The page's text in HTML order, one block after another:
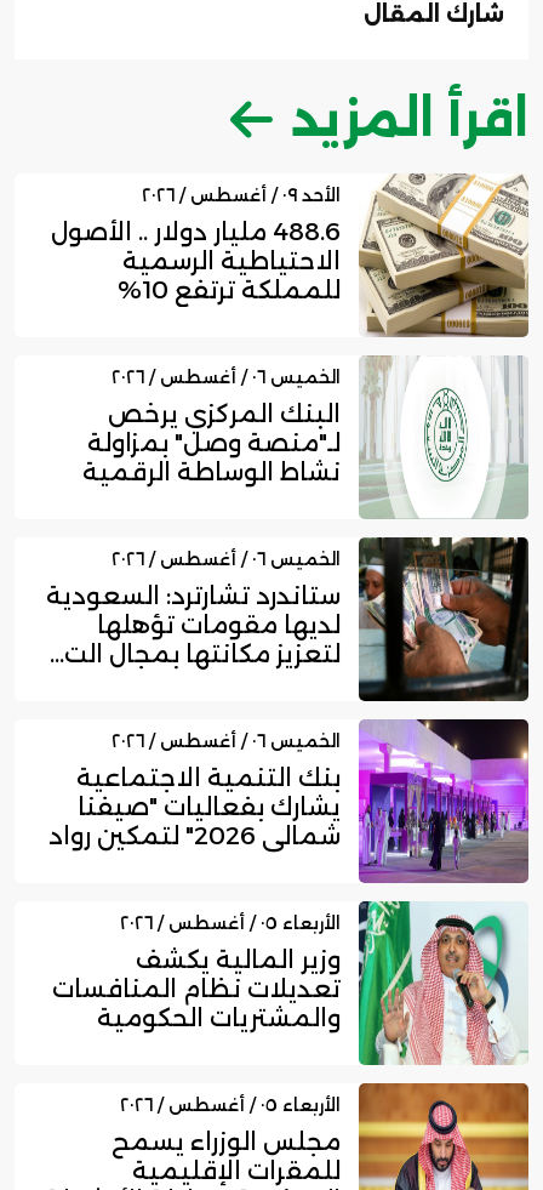
شارك المقال
اقرأ المزيد
الأحد ٠٩ / أغسطس / ٢٠٢٦
488.6 مليار دولار .. الأصول
الاحتياطية الرسمية
للمملكة ترتفع 10%
الخميس ٠٦ / أغسطس / ٢٠٢٦
البنك المركزي يرخص
لـ"منصة وصل" بمزاولة
نشاط الوساطة الرقمية
الخميس ٠٦ / أغسطس / ٢٠٢٦
ستاندرد تشارترد: السعودية
لديها مقومات تؤهلها
لتعزيز مكانتها بمجال الت...
الخميس ٠٦ / أغسطس / ٢٠٢٦
بنك التنمية الاجتماعية
يشارك بفعاليات "صيفنا
شمالي 2026" لتمكين رواد
الأربعاء ٠٥ / أغسطس / ٢٠٢٦
وزير المالية يكشف
تعديلات نظام المنافسات
والمشتريات الحكومية
الأربعاء ٠٥ / أغسطس / ٢٠٢٦
مجلس الوزراء يسمح
للمقرات الإقليمية